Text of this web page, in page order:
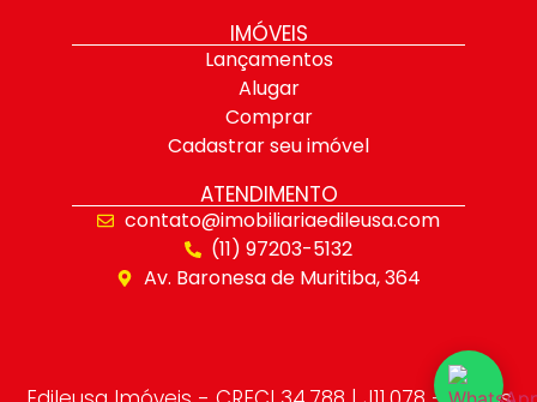
IMÓVEIS
Lançamentos
Alugar
Comprar
Cadastrar seu imóvel
ATENDIMENTO
contato@imobiliariaedileusa.com
(11) 97203-5132
Av. Baronesa de Muritiba, 364